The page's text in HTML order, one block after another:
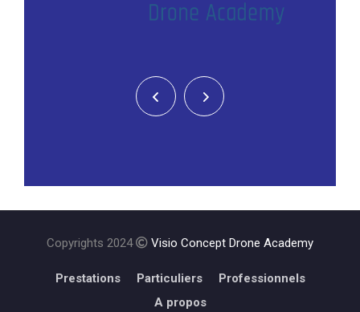
Copyrights 2024 Visio Concept Drone Academy
Prestations Particuliers
Professionnels
A propos